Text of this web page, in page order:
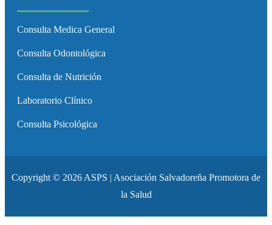
Consulta Medica General
Consulta Odontológica
Consulta de Nutrición
Laboratorio Clínico
Consulta Psicológica
Copyright © 2026 ASPS | Asociación Salvadoreña Promotora de
la Salud